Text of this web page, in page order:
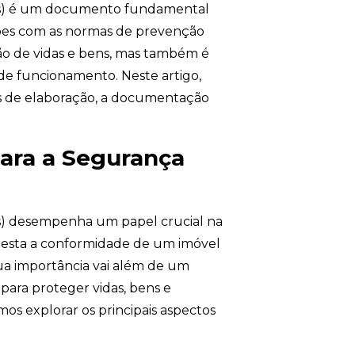
é um documento fundamental
com as normas de prevenção
de vidas e bens, mas também é
funcionamento. Neste artigo,
de elaboração, a documentação
a Segurança
desempenha um papel crucial na
a conformidade de um imóvel
importância vai além de um
proteger vidas, bens e
explorar os principais aspectos